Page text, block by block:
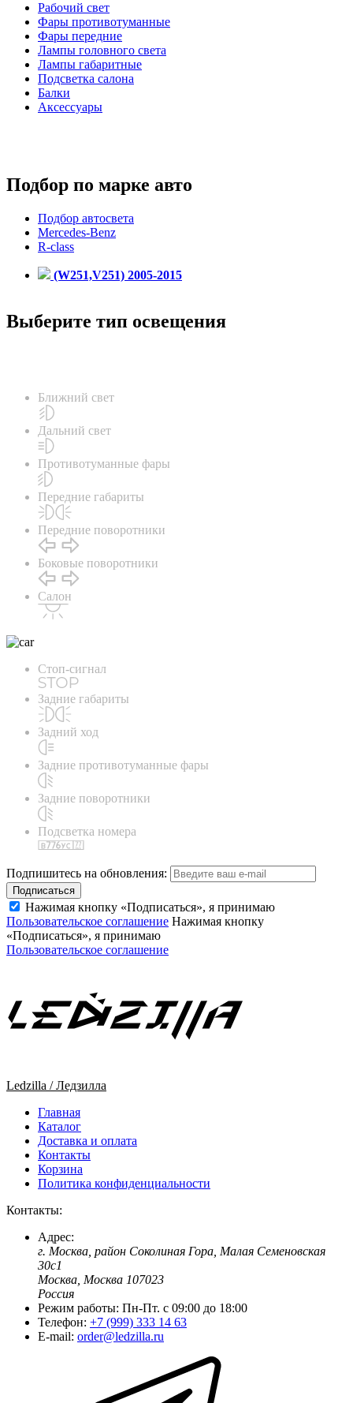
Рабочий свет
Фары противотуманные
Фары передние
Лампы головного света
Лампы габаритные
Подсветка салона
Балки
Аксессуары
Подбор по марке авто
Подбор автосвета
Mercedes-Benz
R-class
(W251,V251) 2005-2015
Выберите тип освещения
Ближний свет
Дальний свет
Противотуманные фары
Передние габариты
Передние поворотники
Боковые поворотники
Салон
Стоп-сигнал
Задние габариты
Задний ход
Задние противотуманные фары
Задние поворотники
Подсветка номера
Подпишитесь на обновления:
Подписаться
Нажимая кнопку «Подписаться», я принимаю
Пользовательское соглашение Нажимая кнопку
«Подписаться», я принимаю
Пользовательское соглашение
Ledzilla / Ледзилла
Главная
Каталог
Доставка и оплата
Контакты
Корзина
Политика конфиденциальности
Контакты:
Адрес:
г. Москва, район Соколиная Гора, Малая Семеновская
30с1
Москва, Москва 107023
Россия
Режим работы: Пн-Пт. c 09:00 до 18:00
Телефон: +7 (999) 333 14 63
E-mail: order@ledzilla.ru